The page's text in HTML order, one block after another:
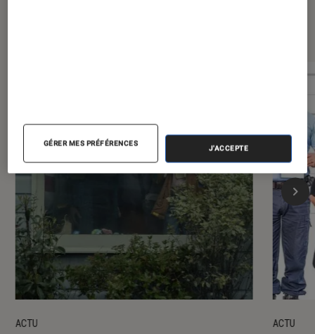
ACTU ACTU
GÉRER MES PRÉFÉRENCES
J'ACCEPTE